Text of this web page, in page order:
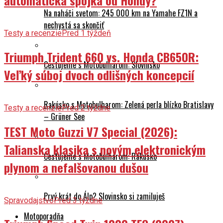
Na naháči svetom: 245 000 km na Yamahe FZ1N a
nechystá sa skončiť
Cestujeme s Motobulharom: Slovinsko
Rakúsko s Motobulharom: Zelená perla blízko Bratislavy
– Grüner See
Cestujeme s Motobulharom: Rakúsko
Prvý krát do Álp? Slovinsko si zamiluješ
Motoporadňa
Testy a recenziePred 1 týždeň
Triumph Trident 660 vs. Honda CB650R:
Veľký súboj dvoch odlišných koncepcií
Testy a recenziePred 2 týždne
TEST Moto Guzzi V7 Special (2026):
Talianska klasika s novým elektronickým
plynom a nefalšovanou dušou
SpravodajstvoPred 3 týždne